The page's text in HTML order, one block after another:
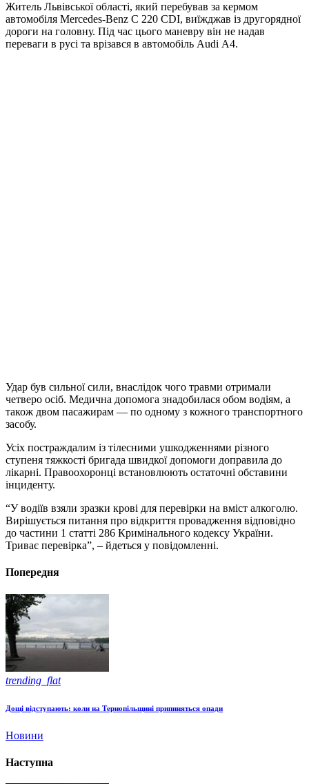
Житель Львівської області, який перебував за кермом
автомобіля Mercedes-Benz C 220 CDI, виїжджав із другорядної
дороги на головну. Під час цього маневру він не надав
переваги в русі та врізався в автомобіль Audi А4.
Удар був сильної сили, внаслідок чого травми отримали
четверо осіб. Медична допомога знадобилася обом водіям, а
також двом пасажирам — по одному з кожного транспортного
засобу.
Усіх постраждалим із тілесними ушкодженнями різного
ступеня тяжкості бригада швидкої допомоги доправила до
лікарні. Правоохоронці встановлюють остаточні обставини
інциденту.
“У водіїв взяли зразки крові для перевірки на вміст алкоголю.
Вирішується питання про відкриття провадження відповідно
до частини 1 статті 286 Кримінального кодексу України.
Триває перевірка”, – йдеться у повідомленні.
Попередня
trending_flat
Дощі відступають: коли на Тернопільщині припиняться опади
Новини
Наступна